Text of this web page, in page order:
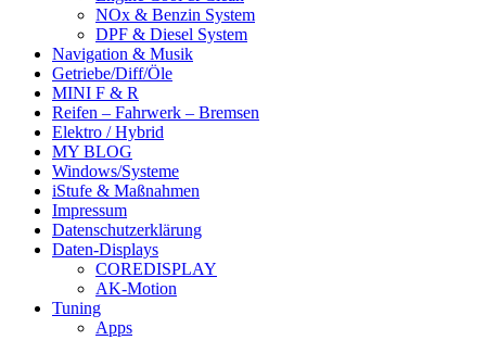
NOx & Benzin System
DPF & Diesel System
Navigation & Musik
Getriebe/Diff/Öle
MINI F & R
Reifen – Fahrwerk – Bremsen
Elektro / Hybrid
MY BLOG
Windows/Systeme
iStufe & Maßnahmen
Impressum
Datenschutzerklärung
Daten-Displays
COREDISPLAY
AK-Motion
Tuning
Apps